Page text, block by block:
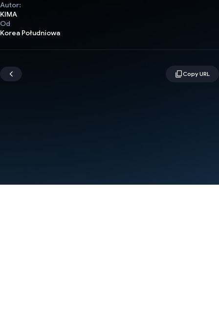
Autor:
KIMA
Od
Korea Południowa